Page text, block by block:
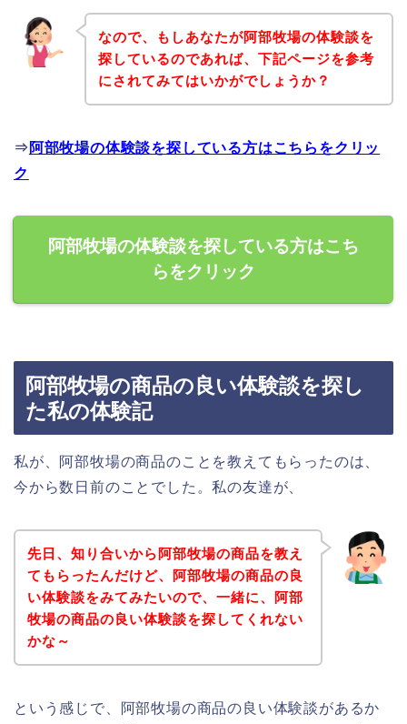
なので、もしあなたが阿部牧場の体験談を
探しているのであれば、下記ページを参考
にされてみてはいかがでしょうか？
⇒ 阿部牧場の体験談を探している方はこちらをクリッ
ク
阿部牧場の体験談を探している方はこち
らをクリック
阿部牧場の商品の良い体験談を探し
た私の体験記
私が、阿部牧場の商品のことを教えてもらったのは、
今から数日前のことでした。私の友達が、
先日、知り合いから阿部牧場の商品を教え
てもらったんだけど、阿部牧場の商品の良
い体験談をみてみたいので、一緒に、阿部
牧場の商品の良い体験談を探してくれない
かな～
という感じで、阿部牧場の商品の良い体験談があるか